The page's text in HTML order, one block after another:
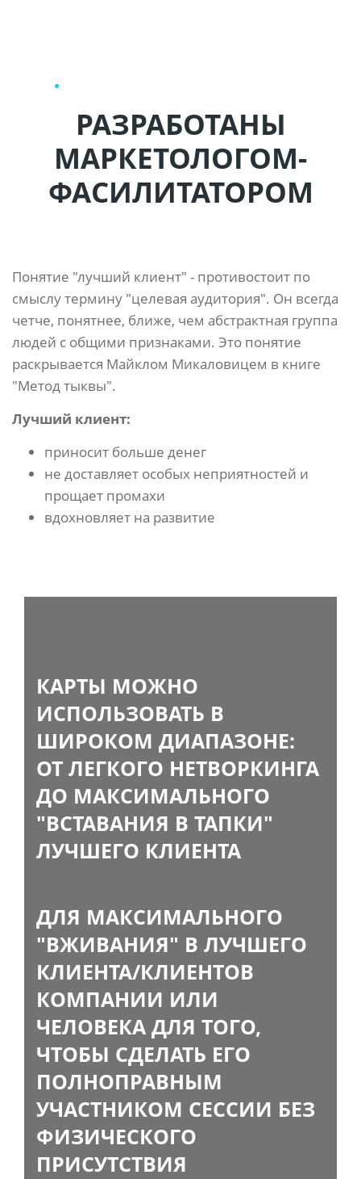
РАЗРАБОТАНЫ
МАРКЕТОЛОГОМ-
ФАСИЛИТАТОРОМ
Понятие "лучший клиент" - противостоит по
смыслу термину "целевая аудитория". Он всегда
четче, понятнее, ближе, чем абстрактная группа
людей с общими признаками. Это понятие
раскрывается Майклом Микаловицем в книге
"Метод тыквы".
Лучший клиент:
приносит больше денег
не доставляет особых неприятностей и
прощает промахи
вдохновляет на развитие
КАРТЫ МОЖНО
ИСПОЛЬЗОВАТЬ В
ШИРОКОМ ДИАПАЗОНЕ:
ОТ ЛЕГКОГО НЕТВОРКИНГА
ДО МАКСИМАЛЬНОГО
"ВСТАВАНИЯ В ТАПКИ"
ЛУЧШЕГО КЛИЕНТА
ДЛЯ МАКСИМАЛЬНОГО
"ВЖИВАНИЯ" В ЛУЧШЕГО
КЛИЕНТА/КЛИЕНТОВ
КОМПАНИИ ИЛИ
ЧЕЛОВЕКА ДЛЯ ТОГО,
ЧТОБЫ СДЕЛАТЬ ЕГО
ПОЛНОПРАВНЫМ
УЧАСТНИКОМ СЕССИИ БЕЗ
ФИЗИЧЕСКОГО
ПРИСУТСТВИЯ